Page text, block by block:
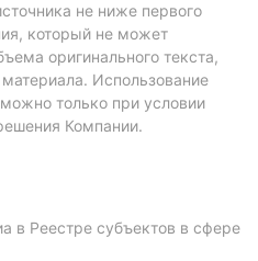
не ниже первого
который не может
оригинального текста,
Использование
только при условии
Компании.
в Реестре субъектов в сфере